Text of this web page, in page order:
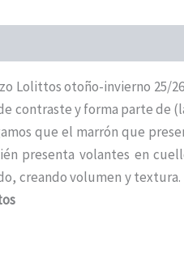
Lolittos otoño-invierno 25/
contraste y forma parte de
que el marrón que
presenta volantes en
creando volumen y